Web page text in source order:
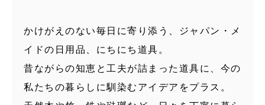
かけがえのない毎日に寄り添う、ジャパン・メ
イドの日用品、にちにち道具。
昔ながらの知恵と工夫が詰まった道具に、今の
私たちの暮らしに馴染むアイデアをプラス。